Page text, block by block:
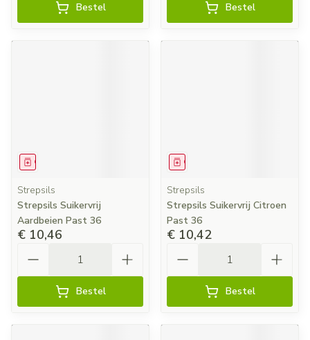
Bestel Bestel
Geneesmiddel
Strepsils
Strepsils Suikervrij
Aardbeien Past 36
€ 10,46
Bestel
Geneesmiddel
Strepsils
Strepsils Suikervrij Citroen
Past 36
€ 10,42
Bestel